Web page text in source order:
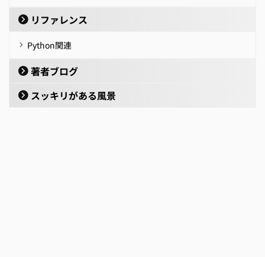
リファレンス
Python関連
著者ブログ
スッキリがある風景